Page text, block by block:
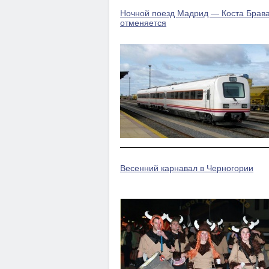
Ночной поезд Мадрид — Коста
отменяется
Весенний карнавал в Черногории